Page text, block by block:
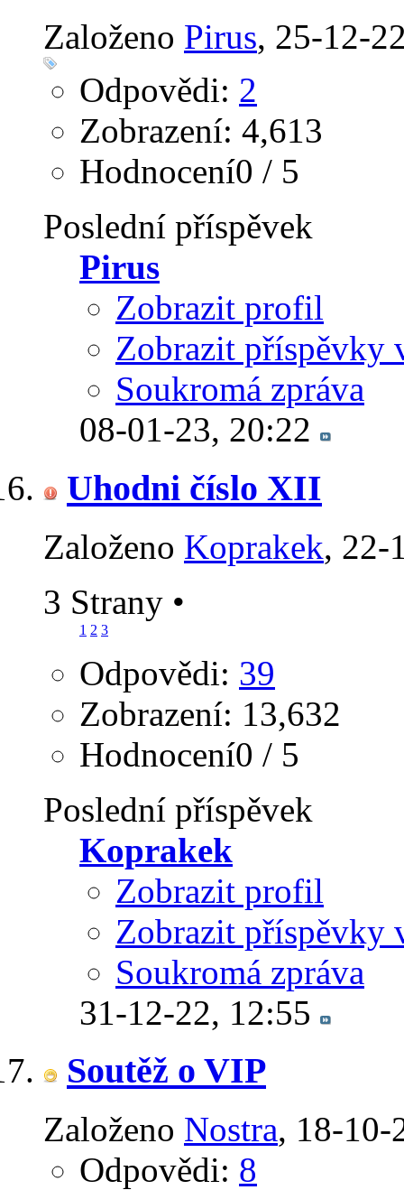
Založeno Pirus‎, 25-12-
Odpovědi: 2
Zobrazení: 4,613
Hodnocení0 / 5
Poslední příspěvek
Pirus
Zobrazit profil
Zobrazit příspěvky
Soukromá zpráva
08-01-23, 20:22
Uhodni číslo XII
Založeno Koprakek‎, 22-
3 Strany •
1 2 3
Odpovědi: 39
Zobrazení: 13,632
Hodnocení0 / 5
Poslední příspěvek
Koprakek
Zobrazit profil
Zobrazit příspěvky
Soukromá zpráva
31-12-22, 12:55
Soutěž o VIP
Založeno Nostra‎, 18-10-
Odpovědi: 8